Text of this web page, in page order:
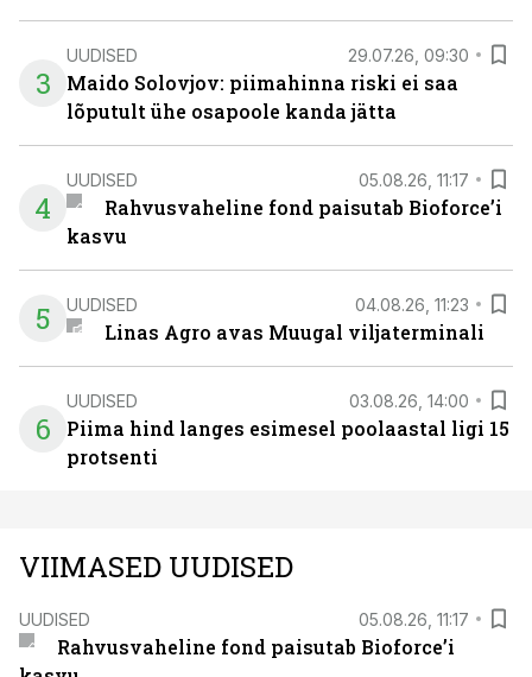
3
UUDISED 29.07.26, 09:30
Maido Solovjov: piimahinna riski ei saa
lõputult ühe osapoole kanda jätta
4
UUDISED 05.08.26, 11:17
Rahvusvaheline fond paisutab Bioforce’i
kasvu
5 UUDISED 04.08.26, 11:23
Linas Agro avas Muugal viljaterminali
6
UUDISED 03.08.26, 14:00
Piima hind langes esimesel poolaastal ligi 15
protsenti
VIIMASED UUDISED
UUDISED 05.08.26, 11:17
Rahvusvaheline fond paisutab Bioforce’i